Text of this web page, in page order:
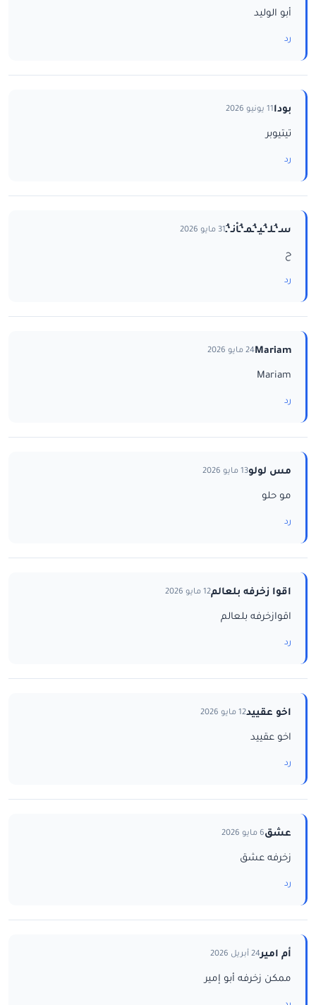
أبو الوليد
رد
بودا11 يونيو 2026
تيتيوبر
رد
سـ‘ـُلـ‘ـُيـ‘ـُمـ‘ـُاْنـ‘ـُ31 مايو 2026
ح
رد
Mariam24 مايو 2026
Mariam
رد
مس لولو13 مايو 2026
مو حلو
رد
اقوا زخرفه بلعالم12 مايو 2026
اقوازخرفه بلعالم
رد
اخو عقييد12 مايو 2026
اخو عقييد
رد
عشق6 مايو 2026
زخرفه عشق
رد
أم امير24 أبريل 2026
ممكن زخرفه أبو إمير